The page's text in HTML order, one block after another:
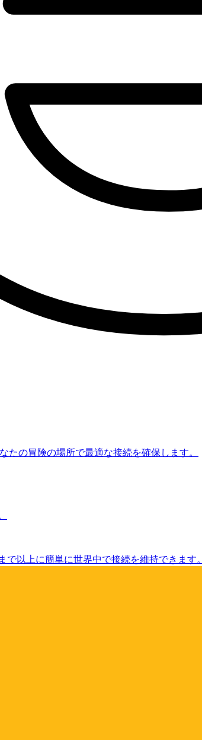
たの冒険の場所で最適な接続を確保します。
以上に簡単に世界中で接続を維持できます。